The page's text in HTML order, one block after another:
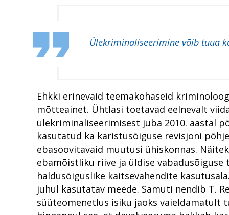
Ülekriminaliseerimine võib tuua
Ehkki erinevaid teemakohaseid
mõtteainet. Ühtlasi toetavad eelnevalt
ülekriminaliseerimisest juba 2010. aastal
kasutatud ka karistusõiguse revisjoni
ebasoovitavaid muutusi ühiskonnas.
ebamõistliku riive ja üldise
haldusõiguslike kaitsevahendite
juhul kasutatav meede. Samuti nendib T.
süüteomenetlus isiku jaoks vaieldamatult